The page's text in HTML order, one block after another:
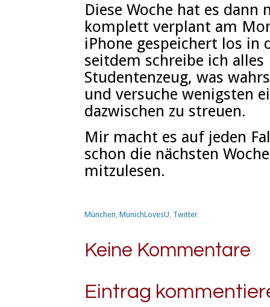
Diese Woche hat es
komplett verplant am
iPhone gespeichert los in
seitdem schreibe ich
Studentenzeug, was
und versuche wenigsten
dazwischen zu streuen.
Mir macht es auf jeden
schon die nächsten
mitzulesen.
München, MunichLovesU, Twitter
Keine Kommentare
Eintrag